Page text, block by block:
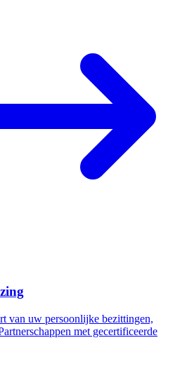
van uw persoonlijke bezittingen,
met gecertificeerde